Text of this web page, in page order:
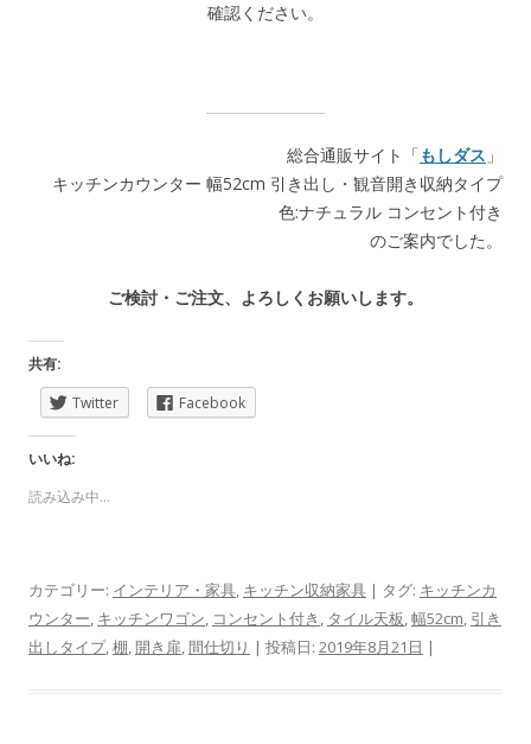
確認ください。
総合通販サイト「もしダス 」
キッチンカウンター 幅52cm 引き出し・観音開き収納タイプ
色:ナチュラル コンセント付き
のご案内でした。
ご検討・ご注文、よろしくお願いします。
共有:
Twitter
Facebook
いいね:
読み込み中...
カテゴリー: インテリア・家具, キッチン収納家具 | タグ: キッチンカ
ウンター, キッチンワゴン, コンセント付き , タイル天板,幅52cm, 引き
出しタイプ,棚,開き扉,間仕切り | 投稿日: 2019年8月21日 |